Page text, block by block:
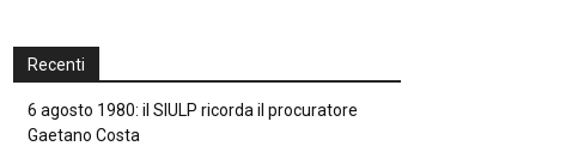
Recenti
6 agosto 1980: il SIULP ricorda il procuratore
Gaetano Costa